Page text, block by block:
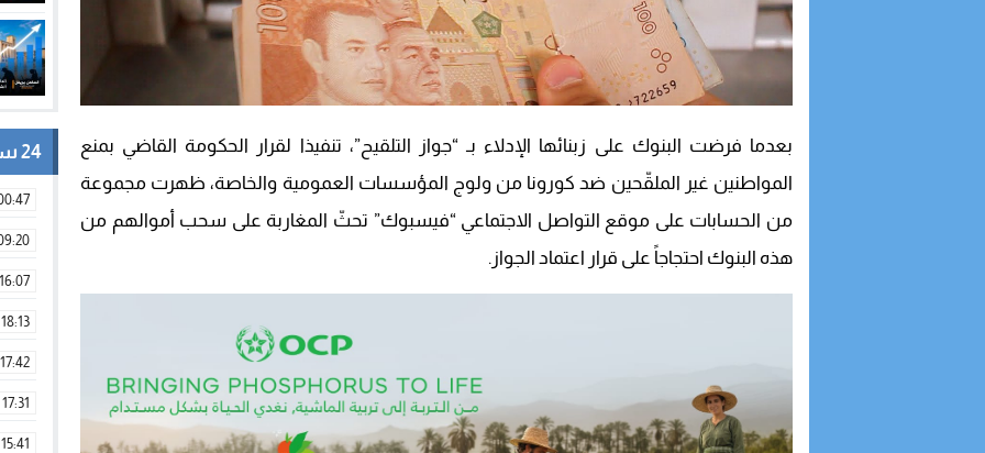
بعدما فرضت البنوك على زبنائها الإدلاء بـ “جواز التلقيح”، تنفيذا لقرار الحكومة القاضي بمنع
المواطنين غير الملقّحين ضد كورونا من ولوج المؤسسات العمومية والخاصة، ظهرت مجموعة
من الحسابات على موقع التواصل الاجتماعي “فيسبوك” تحثّ المغاربة على سحب أموالهم من
هذه البنوك احتجاجاً على قرار اعتماد الجواز.
24 ساعة
16:07
18:13
17:42
17:31
15:41